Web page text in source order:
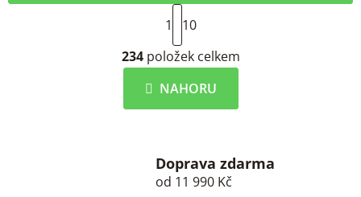
O
v
l
á
d
í
p
S
t
r
á
n
k
í
1
10
234položek celkem
NAHORU
Doprava zdarma
od 11 990 Kč